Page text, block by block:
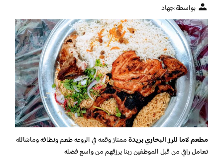
بواسطة:جهاد
مطعم لاما للرز البخاري بريدةممتاز وقمه في الروعه طعم ونظافه وماشالله
تعامل راقي من قبل الموظفين ربنا يرزقهم من واسع فضله